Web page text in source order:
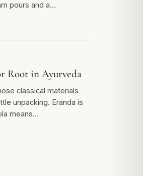
pours and a…
Root in Ayurveda
classical materials
unpacking. Eranda is
means…